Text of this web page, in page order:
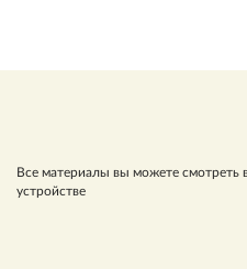
Все материалы вы можете смотреть
устройстве